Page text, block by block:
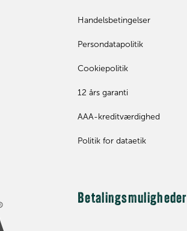
Handelsbetingelser
Persondatapolitik
Cookiepolitik
12 års garanti
AAA-kreditværdighed
Politik for dataetik
Betalingsmuligheder